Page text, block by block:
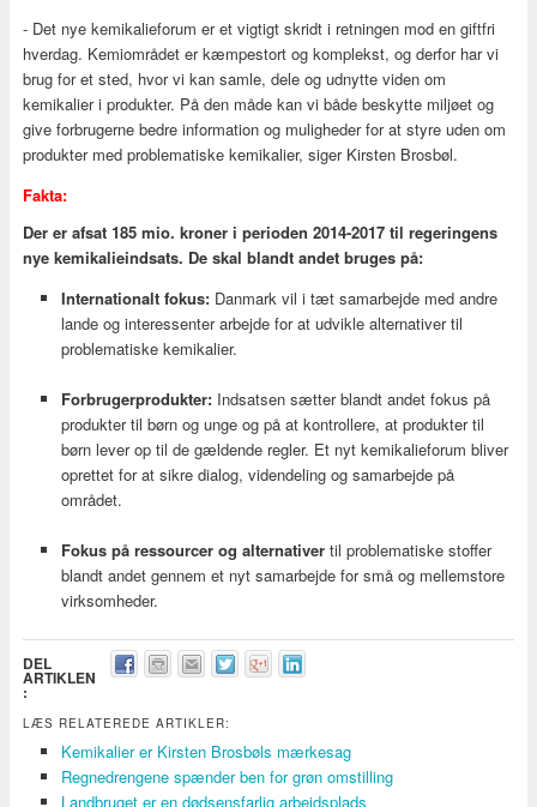
- Det nye kemikalieforum er et vigtigt skridt i retningen mod en giftfri
hverdag. Kemiområdet er kæmpestort og komplekst, og derfor har vi
brug for et sted, hvor vi kan samle, dele og udnytte viden om
kemikalier i produkter. På den måde kan vi både beskytte miljøet og
give forbrugerne bedre information og muligheder for at styre uden om
produkter med problematiske kemikalier, siger Kirsten Brosbøl.
Fakta:
Der er afsat 185 mio. kroner i perioden 2014-2017 til regeringens
nye kemikalieindsats. De skal blandt andet bruges på:
Internationalt fokus: Danmark vil i tæt samarbejde med andre
lande og interessenter arbejde for at udvikle alternativer til
problematiske kemikalier.
Forbrugerprodukter: Indsatsen sætter blandt andet fokus på
produkter til børn og unge og på at kontrollere, at produkter til
børn lever op til de gældende regler. Et nyt kemikalieforum bliver
oprettet for at sikre dialog, videndeling og samarbejde på
området.
Fokus på ressourcer og alternativer til problematiske stoffer
blandt andet gennem et nyt samarbejde for små og mellemstore
virksomheder.
DEL
ARTIKLEN
:
LÆS RELATEREDE ARTIKLER:
Kemikalier er Kirsten Brosbøls mærkesag
Regnedrengene spænder ben for grøn omstilling
Landbruget er en dødsensfarlig arbejdsplads